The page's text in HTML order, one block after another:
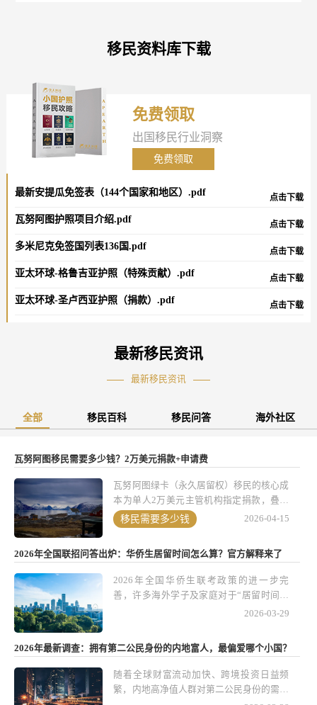
的更迭，更标志着意大利官
方服务数字化进程迈出了关
份。在这个过程中，投资者
可能面临一些法律和财产问
性，投资者需要了解如何规
己的权益。
移民资料库下载
免费领取
出国移民行业洞察
免费领取
最新安提瓜免签表（144个国家和地区）.pdf 点击下载
瓦努阿图护照项目介绍.pdf 点击下载
多米尼克免签国列表136国.pdf 点击下载
亚太环球-格鲁吉亚护照（特殊贡献）.pdf 点击下载
亚太环球-圣卢西亚护照（捐款）.pdf 点击下载
最新移民资讯
最新移民资讯
全部 移民百科 移民问答 海外社区
瓦努阿图移民需要多少钱？2万美元捐款+申请费
瓦努阿图绿卡（永久居留权）移民的核心成
本为单人2万美元主管机构指定捐款，叠加
官方申请费、第三方服务费（律师费、公证
翻译费等）后，单人总花费约14万人民币
2个月快速获批、无强制登陆要求等优势，
成为全球性价比突出的永居解决方案，适合
寻求海外身份规划、简化国际出行或资产配
经验，可提供专业的资格评估与全程申请协
移民需要多少钱 2026-04-15
2026年全国联招问答出炉：华侨生居留时间怎么算？官方解释来了
2026年全国华侨生联考政策的进一步完
善，许多海外学子及家庭对于“居留时间计
算方式”有诸多疑问。近日，教育主管部门
这个系列政策细化和解释不仅关系到海外学
生的升学资格，也影响到家庭移民、资产配
置及教育规划的整体布局。
2026-03-29
2026年最新调查：拥有第二公民身份的内地富人，最偏爱哪个小国？
随着全球财富流动加快、跨境投资日益频
繁，内地高净值人群对第二公民身份的需求